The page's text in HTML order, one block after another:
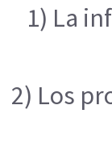
1) La
2) Los